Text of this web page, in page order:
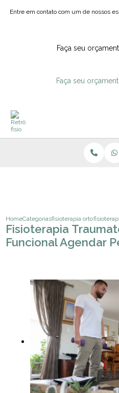
Entre em contato com um de nossos
Faça seu
Faça seu
HomeCategoriasfisioterapia ortopedica
Fisioterapia
Funcional Agendar